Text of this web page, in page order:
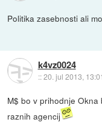
Politika zasebnosti ali
k4vz0024
::20. jul 2013,
M$ bo v prihodnje
raznih agencij